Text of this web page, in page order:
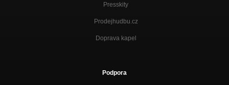
Presskity
Prodejhudbu.cz
Doprava kapel
Podpora